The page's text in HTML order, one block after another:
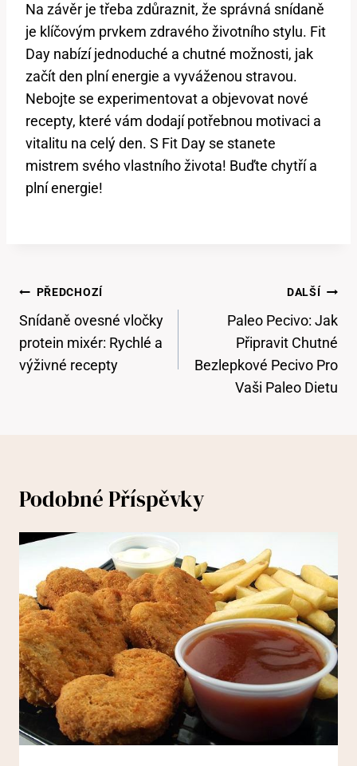
Na závěr je třeba zdůraznit, že správná snídaně
je klíčovým prvkem zdravého životního stylu. Fit
Day nabízí jednoduché a chutné možnosti, jak
začít den plní energie a vyváženou stravou.
Nebojte se experimentovat a objevovat nové
recepty, které vám dodají potřebnou motivaci a
vitalitu na celý den. S Fit Day se stanete
mistrem svého vlastního života! Buďte chytří a
plní energie!
Navigace
Pro
Příspěvek
PŘEDCHOZÍ
Snídaně ovesné vločky
protein mixér: Rychlé a
výživné recepty
DALŠÍ
Paleo Pecivo: Jak
Připravit Chutné
Bezlepkové Pecivo Pro
Vaši Paleo Dietu
Podobné Příspěvky